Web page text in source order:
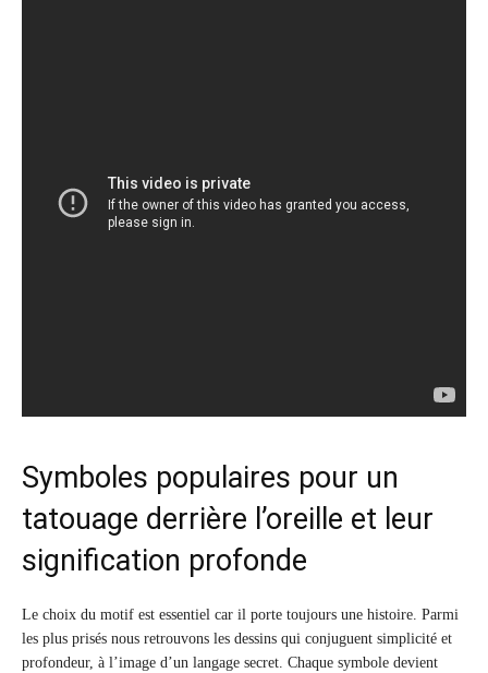
Symboles populaires pour un
tatouage derrière l’oreille et leur
signification profonde
Le choix du motif est essentiel car il porte toujours une histoire. Parmi
les plus prisés nous retrouvons les dessins qui conjuguent simplicité et
profondeur, à l’image d’un langage secret. Chaque symbole devient